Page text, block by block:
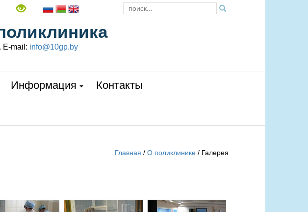
E-mail: info@10gp.by
Информация Контакты
Главная / О поликлинике / Галерея